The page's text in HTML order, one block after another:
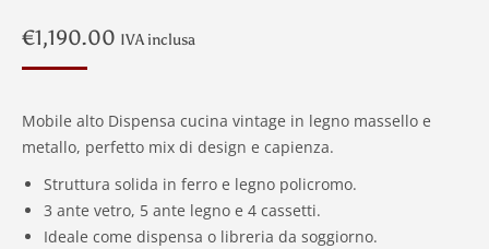
€1,190.00 IVA inclusa
Mobile alto Dispensa cucina vintage in legno massello e
metallo, perfetto mix di design e capienza.
Struttura solida in ferro e legno policromo.
3 ante vetro, 5 ante legno e 4 cassetti.
Ideale come dispensa o libreria da soggiorno.